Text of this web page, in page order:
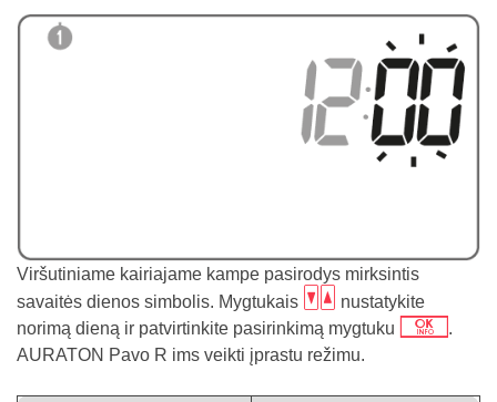
Viršutiniame kairiajame kampe pasirodys mirksintis
savaitės dienos simbolis. Mygtukais bc nustatykite
norimą dieną ir patvirtinkite pasirinkimą mygtuku j.
AURATON Pavo R ims veikti įprastu režimu.